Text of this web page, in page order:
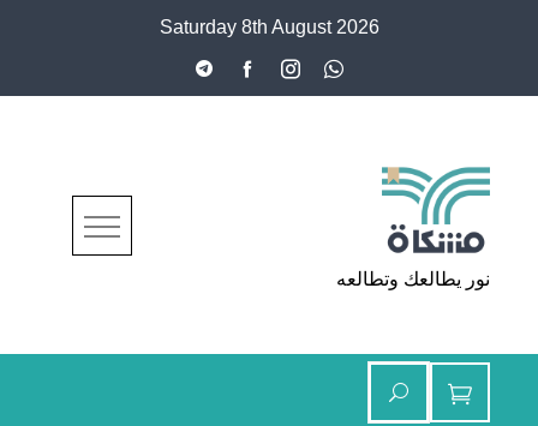
Saturday 8th August 2026
مشكاة
نور يطالعك وتطالعه